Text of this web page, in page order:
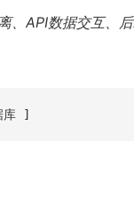
、API数据交互、